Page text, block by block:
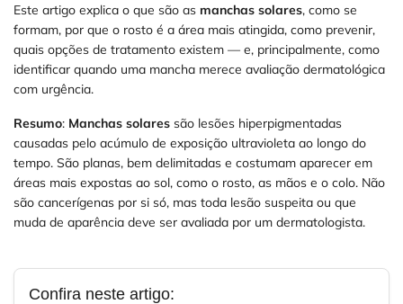
Este artigo explica o que são as manchas solares, como se
formam, por que o rosto é a área mais atingida, como prevenir,
quais opções de tratamento existem — e, principalmente, como
identificar quando uma mancha merece avaliação dermatológica
com urgência.
Resumo: Manchas solares são lesões hiperpigmentadas
causadas pelo acúmulo de exposição ultravioleta ao longo do
tempo. São planas, bem delimitadas e costumam aparecer em
áreas mais expostas ao sol, como o rosto, as mãos e o colo. Não
são cancerígenas por si só, mas toda lesão suspeita ou que
muda de aparência deve ser avaliada por um dermatologista.
Confira neste artigo: